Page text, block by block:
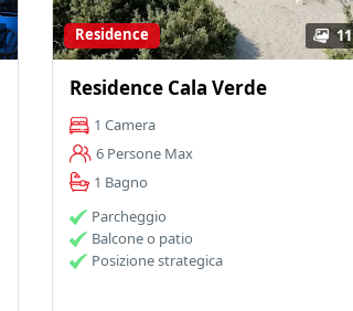
11
Residence
Residence Cala Verde
1 Camera
6 Persone Max
1 Bagno
Parcheggio
Balcone o patio
Posizione strategica